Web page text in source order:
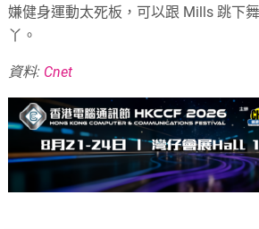
嫌健身運動太死板，可以跟 Mills 跳下
丫。
資料: Cnet